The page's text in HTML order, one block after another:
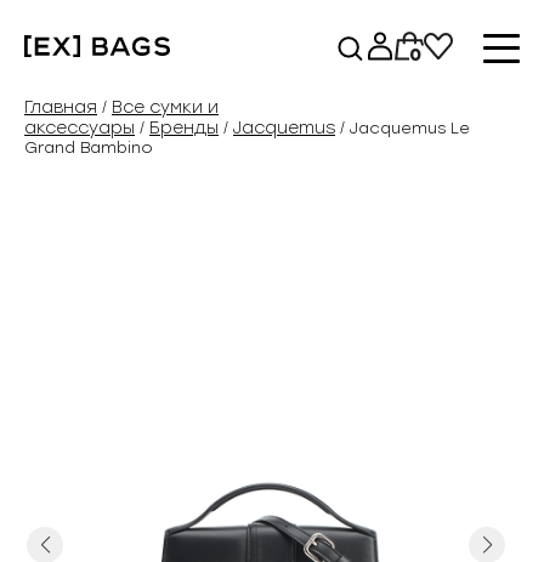
содержимому
0
Главная / Все сумки и
аксессуары / Бренды / Jacquemus / Jacquemus Le
Grand Bambino
Previous Next